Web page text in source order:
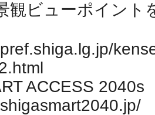
観ビューポイント
ACCESS 2040s